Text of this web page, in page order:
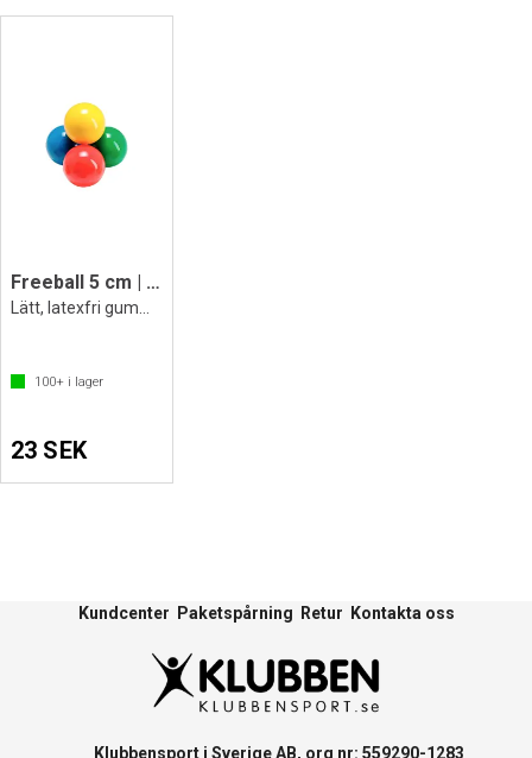
Freeball 5 cm | 1 st
100+ i lager
23 SEK
Kundcenter Paketspårning Retur Kontakta oss
Klubbensport i Sverige AB, org nr: 559290-1283